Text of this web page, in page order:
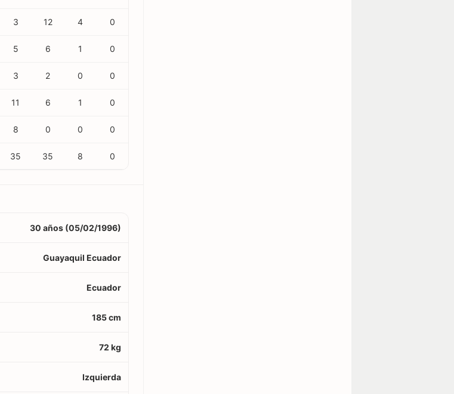
3 12 4 0
5 6 1 0
3 2 0 0
11 6 1 0
8 0 0 0
35 35 8 0
30 años (05/02/1996)
Guayaquil Ecuador
Ecuador
185 cm
72 kg
Izquierda